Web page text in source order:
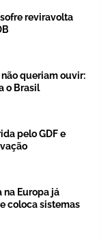
reviravolta
queriam ouvir:
o Brasil
pelo GDF e
na Europa já
coloca sistemas